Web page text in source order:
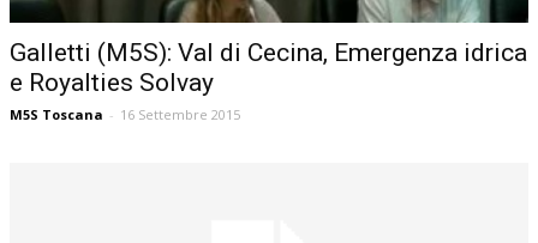
Galletti (M5S): Val di Cecina, Emergenza idrica
e Royalties Solvay
M5S Toscana - 16 Settembre 2015